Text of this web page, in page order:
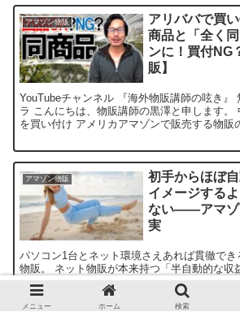
アマゾン物販
アリババで買
商品と「全く
ンに！買付NG
販】
YouTubeチャンネル 『海外物販講師の呟き』
ラ こんにちは、物販講師の黒澤と申します。
を買い付け アメリカアマゾンで販売する物販
アマゾン物販
初手からほぼ
イメージする
ない――アマゾ
実
パソコン1台とネット環境さえあれば貫徹で
物販。 ネット物販が本来持つ「半自動的な収
でも体現できるのものです。 はじめての販売
れて驚かれている生徒さんに私はこうお伝え
メニュー ホーム 検索